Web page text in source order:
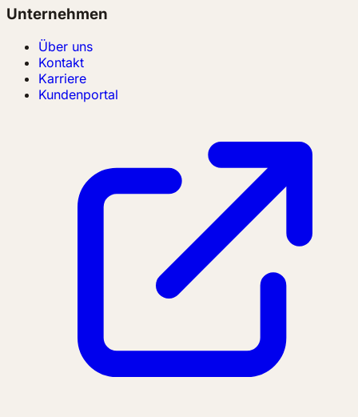
Unternehmen
Über uns
Kontakt
Karriere
Kundenportal